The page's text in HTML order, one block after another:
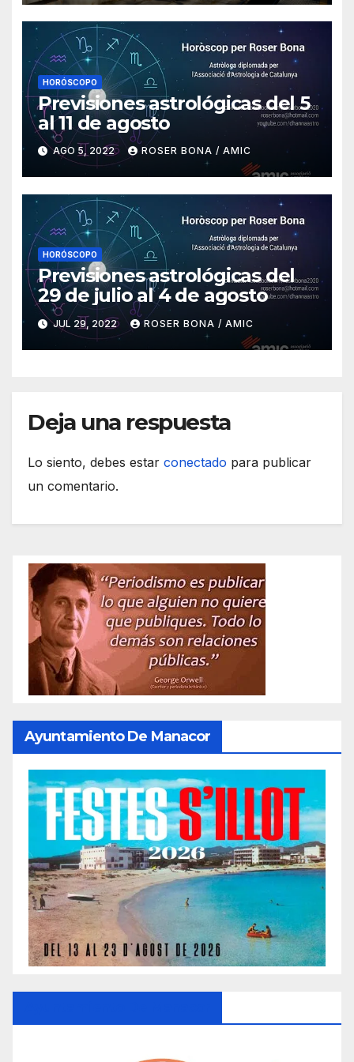
HORÓSCOPO
Previsiones astrológicas del 5
al 11 de agosto
AGO 5, 2022 ROSER BONA / AMIC
HORÓSCOPO
Previsiones astrológicas del
29 de julio al 4 de agosto
JUL 29, 2022 ROSER BONA / AMIC
Deja una respuesta
Lo siento, debes estar conectado para publicar
un comentario.
Ayuntamiento De Manacor